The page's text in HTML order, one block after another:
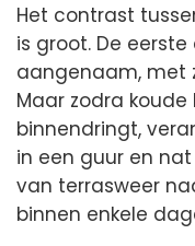
Het contrast
is groot. De
aangenaam, met
Maar zodra
binnendringt,
in een guur en
van terrasweer
binnen enkele